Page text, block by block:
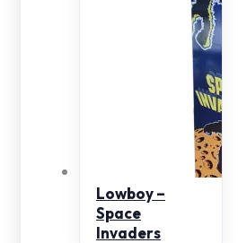
Lowboy –
Space
Invaders